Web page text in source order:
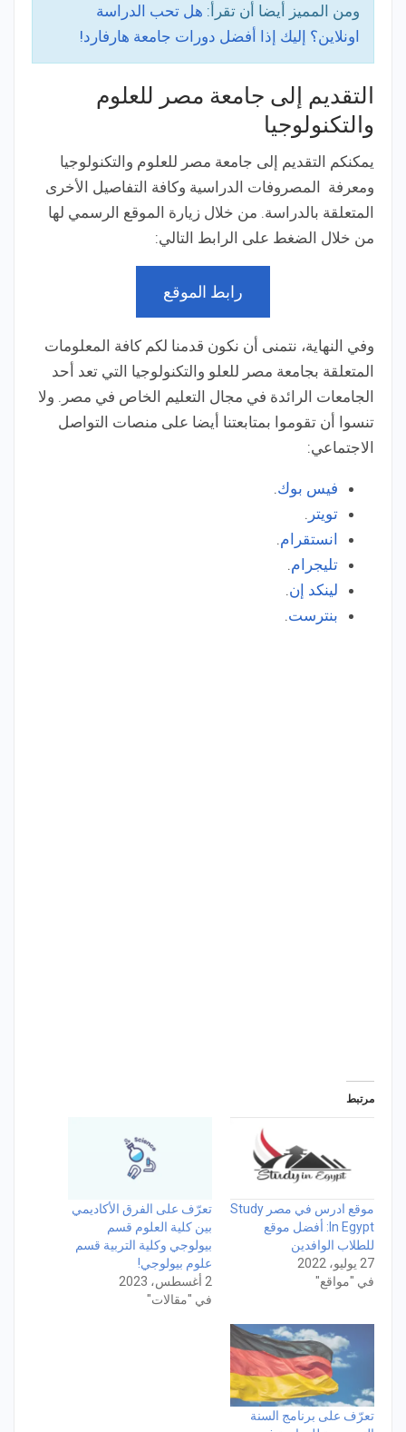
ومن المميز أيضا أن تقرأ: هل تحب الدراسة
اونلاين؟ إليك إذا أفضل دورات جامعة هارفارد!
التقديم إلى جامعة مصر للعلوم
والتكنولوجيا
يمكنكم التقديم إلى جامعة مصر للعلوم والتكنولوجيا
ومعرفة المصروفات الدراسية وكافة التفاصيل الأخرى
المتعلقة بالدراسة. من خلال زيارة الموقع الرسمي لها
من خلال الضغط على الرابط التالي:
رابط الموقع
وفي النهاية، نتمنى أن نكون قدمنا لكم كافة المعلومات
المتعلقة بجامعة مصر للعلو والتكنولوجيا التي تعد أحد
الجامعات الرائدة في مجال التعليم الخاص في مصر. ولا
تنسوا أن تقوموا بمتابعتنا أيضا على منصات التواصل
الاجتماعي:
فيس بوك.
تويتر .
انستقرام.
تليجرام.
لينكد إن.
بنترست.
مرتبط
موقع ادرس في مصر Study
In Egypt: أفضل موقع
للطلاب الوافدين
27 يوليو، 2022
في "مواقع"
تعرّف على الفرق الأكاديمي
بين كلية العلوم قسم
بيولوجي وكلية التربية قسم
علوم بيولوجي!
2 أغسطس، 2023
في "مقالات"
تعرّف على برنامج السنة